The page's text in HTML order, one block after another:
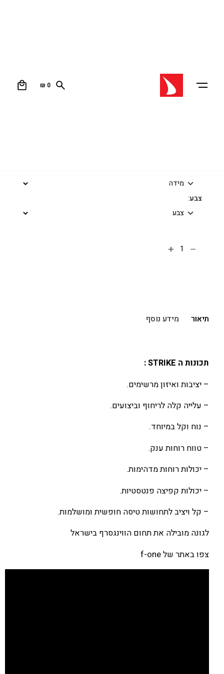
₪ 0 WING STRIKE 4.2
צבע:
תיאור מידע נוסף
תכונות ה STRIKE :
– יציבות ואיזון מרשימים.
– עלייה קלה לריחוף וביצועים.
– נוח וקל במיוחד.
– טווח רוחות ענק.
– יכולות רוחות מדהימות.
– יכולות קפיצה פנטסטיות.
– קל ויציב לתחושות טיסה חופשית ומושלמות.
לגונה מובילה את תחום הווינגסרף בישראל
צפו באתר של f-one